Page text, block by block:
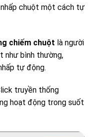
chuột một cách tự
chiếm chuột là người
như bình thường,
tự động.
truyền thống
hoạt động trong suốt